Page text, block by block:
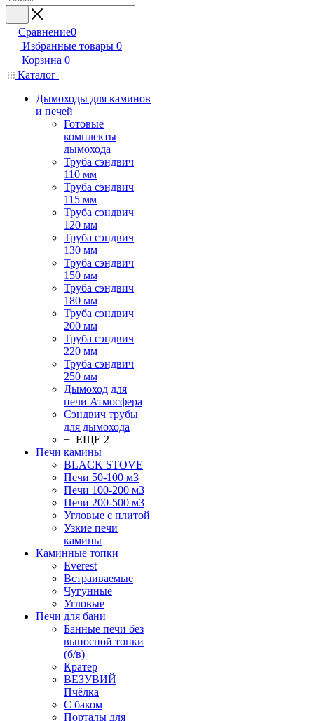
Сравнение0
Избранные товары 0
Корзина 0
Каталог
Дымоходы для каминов
и печей
Готовые
комплекты
дымохода
Труба сэндвич
110 мм
Труба сэндвич
115 мм
Труба сэндвич
120 мм
Труба сэндвич
130 мм
Труба сэндвич
150 мм
Труба сэндвич
180 мм
Труба сэндвич
200 мм
Труба сэндвич
220 мм
Труба сэндвич
250 мм
Дымоход для
печи Атмосфера
Сэндвич трубы
для дымохода
+ ЕЩЕ 2
Печи камины
BLACK STOVE
Печи 50-100 м3
Печи 100-200 м3
Печи 200-500 м3
Угловые с плитой
Узкие печи
камины
Каминные топки
Everest
Встраиваемые
Чугунные
Угловые
Печи для бани
Банные печи без
выносной топки
(б/в)
Кратер
ВЕЗУВИЙ
Пчёлка
С баком
Порталы для